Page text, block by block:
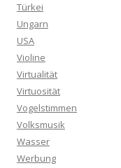
Türkei
Ungarn
USA
Violine
Virtualität
Virtuosität
Vogelstimmen
Volksmusik
Wasser
Werbung